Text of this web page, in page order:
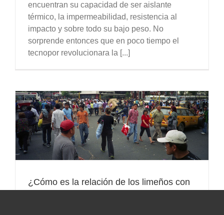
encuentran su capacidad de ser aislante
térmico, la impermeabilidad, resistencia al
impacto y sobre todo su bajo peso. No
sorprende entonces que en poco tiempo el
tecnopor revolucionara la [...]
¿Cómo es la relación de los limeños con